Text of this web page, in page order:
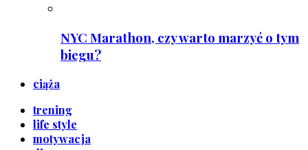
NYC Marathon, czy warto marzyć o tym
biegu?
ciąża
trening
life style
motywacja